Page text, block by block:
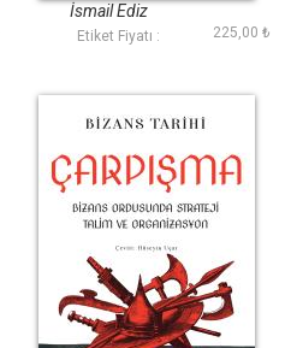
İsmail Ediz
Etiket Fiyatı : 225,00 ₺